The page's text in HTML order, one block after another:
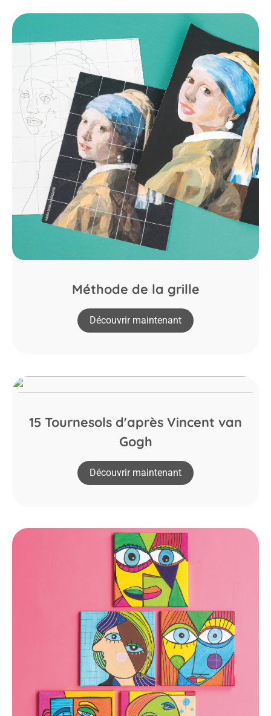
Méthode de la grille
Découvrir maintenant
15 Tournesols d'après Vincent van
Gogh
Découvrir maintenant